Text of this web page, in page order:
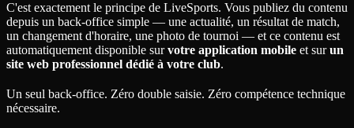
C'est exactement le principe de LiveSports. Vous publiez du contenu
depuis un back-office simple — une actualité, un résultat de match,
un changement d'horaire, une photo de tournoi — et ce contenu est
automatiquement disponible survotre application mobile et surun
site web professionnel dédié à votre club.
Un seul back-office. Zéro double saisie. Zéro compétence technique
nécessaire.